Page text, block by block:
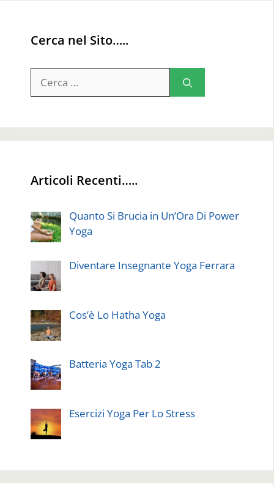
Cerca nel Sito…..
per:
Articoli Recenti…..
Quanto Si Brucia in Un’Ora Di Power
Yoga
Diventare Insegnante Yoga Ferrara
Cos’è Lo Hatha Yoga
Batteria Yoga Tab 2
Esercizi Yoga Per Lo Stress